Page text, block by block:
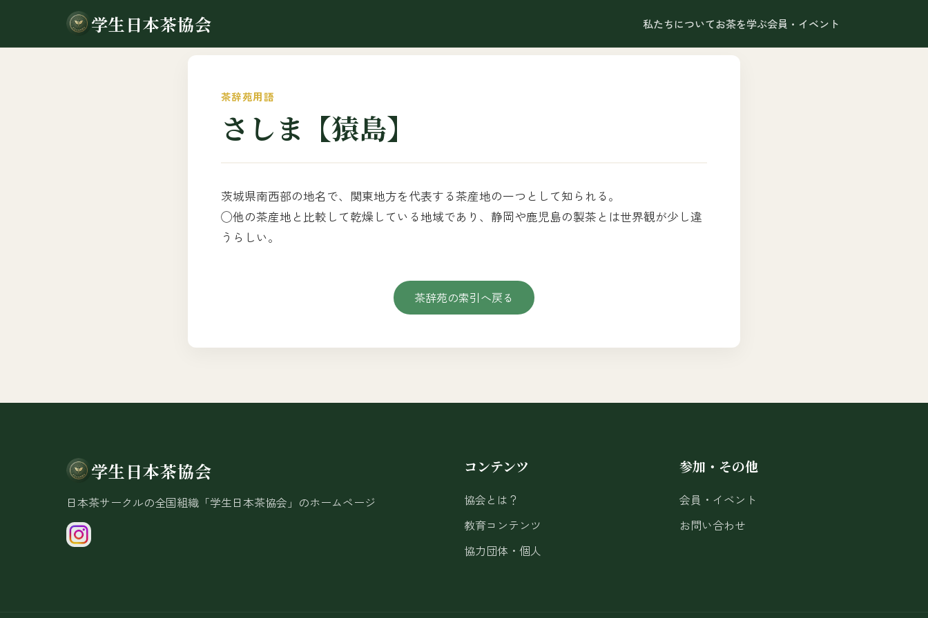
学生日本茶協会 私たちについてお茶を学ぶ会員・イベント
茶辞苑用語
さしま【猿島】
茨城県南西部の地名で、関東地方を代表する茶産地の一つとして知られる。
◯他の茶産地と比較して乾燥している地域であり、静岡や鹿児島の製茶とは世界観が少し違
うらしい。
茶辞苑の索引へ戻る
学生日本茶協会
日本茶サークルの全国組織「学生日本茶協会」のホームページ
コンテンツ
協会とは？
教育コンテンツ
協力団体・個人
参加・その他
会員・イベント
お問い合わせ